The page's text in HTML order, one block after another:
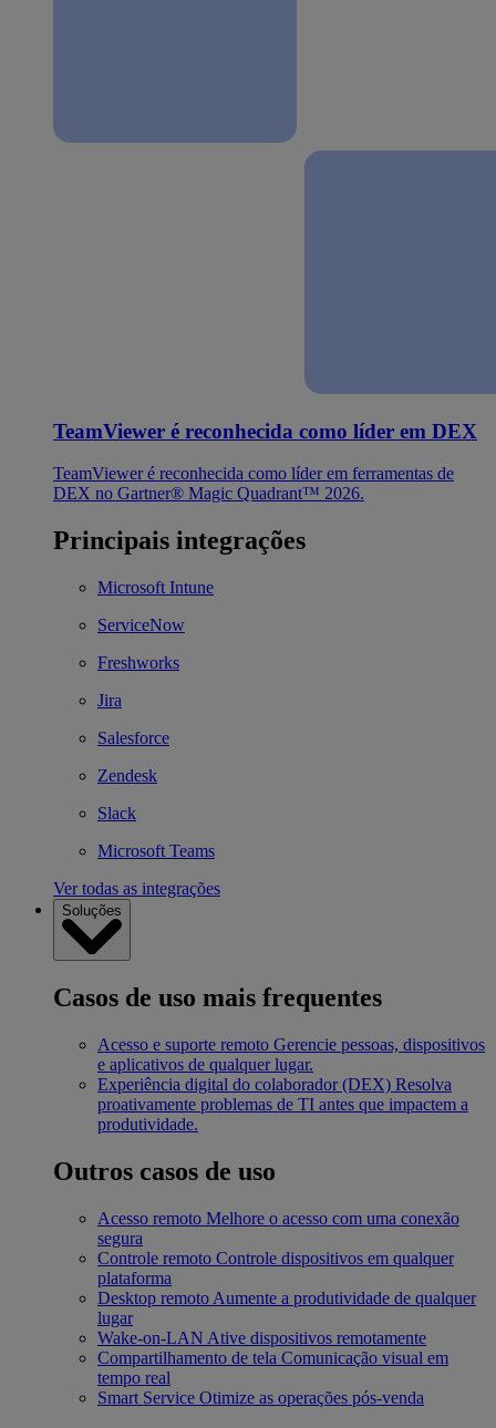
TeamViewer é reconhecida como líder em DEX
TeamViewer é reconhecida como líder em ferramentas de
DEX no Gartner® Magic Quadrant™ 2026.
Principais integrações
Microsoft Intune
ServiceNow
Freshworks
Jira
Salesforce
Zendesk
Slack
Microsoft Teams
Ver todas as integrações
Soluções
Casos de uso mais frequentes
Acesso e suporte remoto Gerencie pessoas, dispositivos
e aplicativos de qualquer lugar.
Experiência digital do colaborador (DEX) Resolva
proativamente problemas de TI antes que impactem a
produtividade.
Outros casos de uso
Acesso remoto Melhore o acesso com uma conexão
segura
Controle remoto Controle dispositivos em qualquer
plataforma
Desktop remoto Aumente a produtividade de qualquer
lugar
Wake-on-LAN Ative dispositivos remotamente
Compartilhamento de tela Comunicação visual em
tempo real
Smart Service Otimize as operações pós-venda